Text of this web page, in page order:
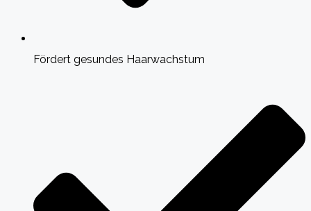
Fördert gesundes Haarwachstum